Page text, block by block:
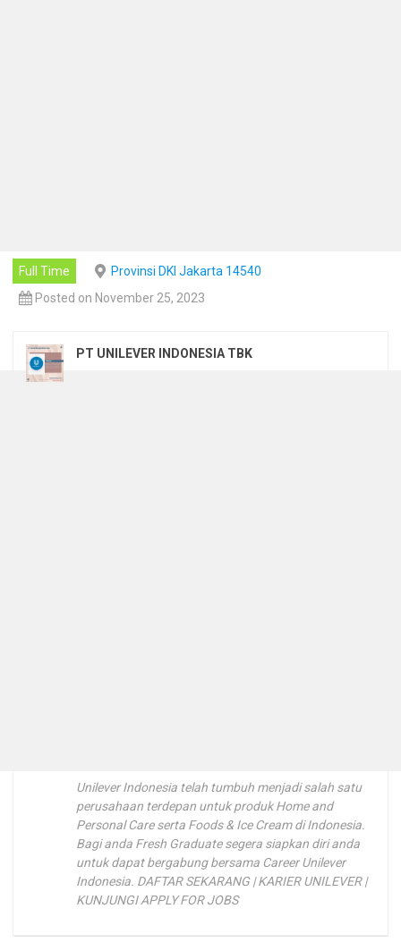
Full Time
Provinsi DKI Jakarta 14540
Posted on November 25, 2023
PT UNILEVER INDONESIA TBK
Unilever Indonesia telah tumbuh menjadi salah satu
perusahaan terdepan untuk produk Home and
Personal Care serta Foods & Ice Cream di Indonesia.
Bagi anda Fresh Graduate segera siapkan diri anda
untuk dapat bergabung bersama Career Unilever
Indonesia. DAFTAR SEKARANG | KARIER UNILEVER |
KUNJUNGI APPLY FOR JOBS